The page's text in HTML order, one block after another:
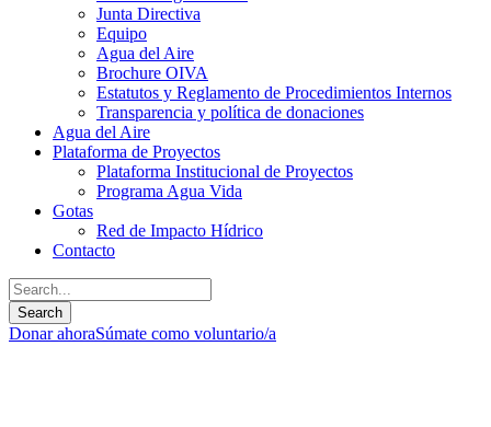
Junta Directiva
Equipo
Agua del Aire
Brochure OIVA
Estatutos y Reglamento de Procedimientos Internos
Transparencia y política de donaciones
Agua del Aire
Plataforma de Proyectos
Plataforma Institucional de Proyectos
Programa Agua Vida
Gotas
Red de Impacto Hídrico
Contacto
Donar ahoraSúmate como voluntario/a